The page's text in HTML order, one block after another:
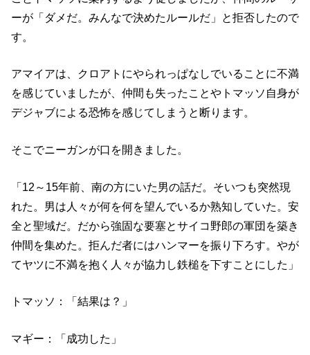
ーが「ダメだ。みんなで決めたルールだ」と拒否したので
す。
アマイアは、クロアトにやられっぱなしでいることに不満
を感じていましたが、仲間も失ったことやトマッソ自身が
デジャブによる恐怖を感じてしまうと断ります。
そこでニーガンが口を開きました。
「12～15年前、南の方にいた男の話だ。そいつも突然現
れた。男は人々が何を何を望んでいるか熟知していた。安
全と聖域だ。だから強固な要塞とサイコ野郎の軍団を築き
仲間を集めた。拒んだ者にはハンマーを振り下ろす。やが
てヤツに不満を抱く人々が協力し鉄槌を下すことにした」
トマッソ：「結果は？」
マギー：「成功した」